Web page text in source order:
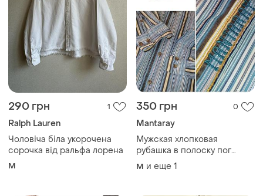
290 грн 1
Ralph Lauren
Чоловіча біла укорочена
сорочка від ральфа лорена
M
350 грн 0
Mantaray
Мужская хлопковая
рубашка в полоску пог
56см/ р. м-l (48-50 )
mantaray regular fit голубая
M и еще 1